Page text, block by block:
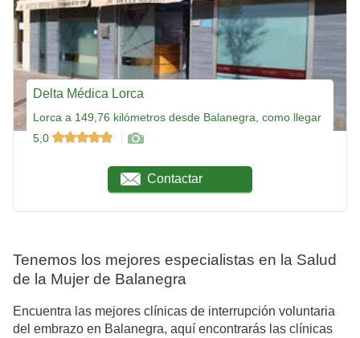
Delta Médica Lorca
Lorca a 149,76 kilómetros desde Balanegra, como llegar
5,0
Contactar
Tenemos los mejores especialistas en la Salud
de la Mujer de Balanegra
Encuentra las mejores clínicas de interrupción voluntaria
del embrazo en Balanegra, aquí encontrarás las clínicas